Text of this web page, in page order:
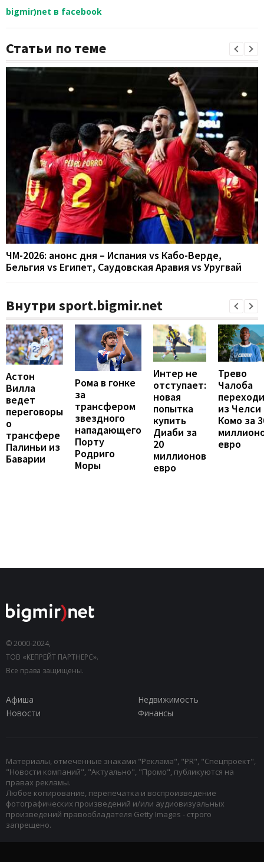
bigmir)net в facebook
Статьи по теме
ЧМ-2026: анонс дня – Испания vs Кабо-Верде,
Бельгия vs Египет, Саудовская Аравия vs Уругвай
Внутри sport.bigmir.net
Астон
Вилла
ведет
переговоры
о
трансфере
Палиньи из
Баварии
Рома в гонке
за
трансфером
звездного
нападающего
Порту
Родриго
Моры
Интер не
отступает:
новая
попытка
купить
Диаби за
20
миллионов
евро
Трево
Чалоба
из Челси
Комо за
евро
© 2000-2024,
ТОВ «КЕПРЕЙТ ПАРТНЕРС».
Все права защищены.
Афиша
Недвижимость
Новости
Финансы
Материалы, отмеченные знаками "Реклама", "PR", "Спецпроект",
"Новости компаний", "Актуально", "Промо", публикуются на
правах рекламы.
Любое копирование, перепечатка и воспроизведение
фотографических произведений и/или аудиовизуальных
произведений правообладателя Getty Images - строго
запрещено.